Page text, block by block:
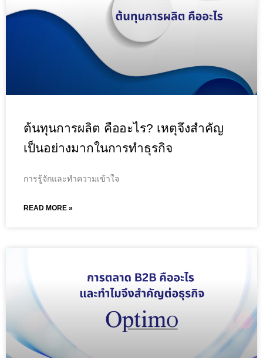
ต้นทุนการผลิต คืออะไร? เหตุจึงสำคัญ
เป็นอย่างมากในการทำธุรกิจ
การรู้จักและทำความเข้าใจ
READ MORE »